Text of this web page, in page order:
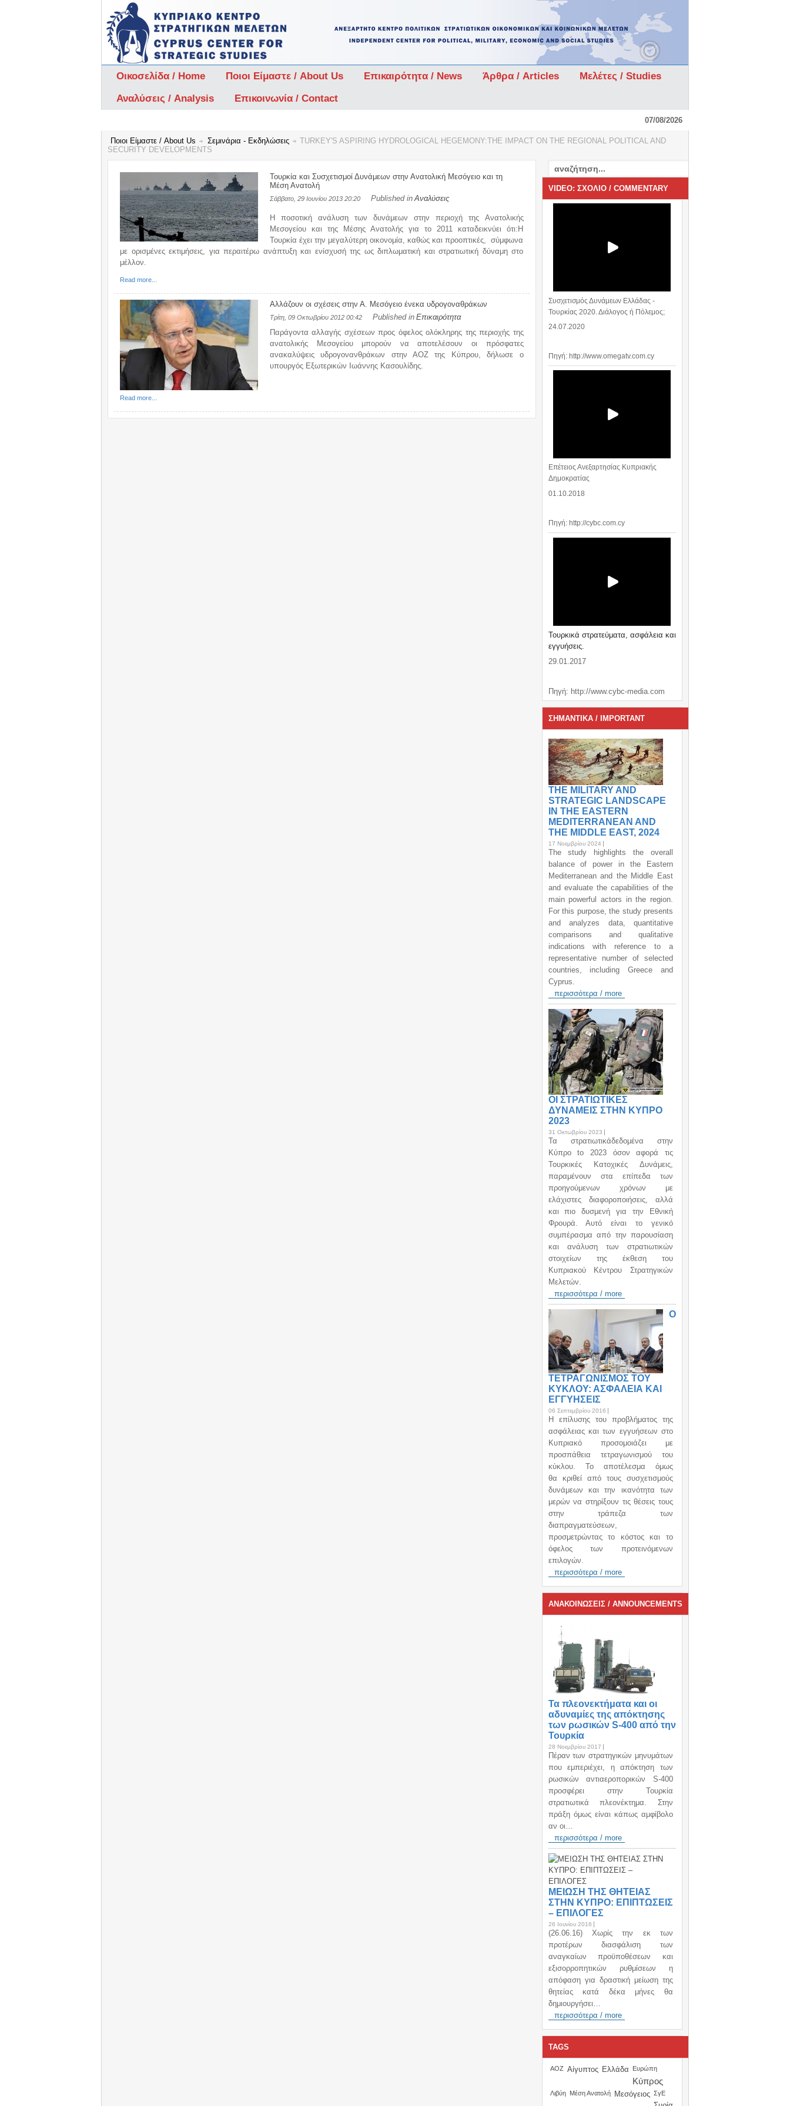
Οικοσελίδα / Home Ποιοι Είμαστε / About Us Επικαιρότητα / News Άρθρα / Articles
Μελέτες / Studies
Αναλύσεις / Analysis
Επικοινωνία / Contact
07/08/2026
Ποιοι Είμαστε / About Us Σεμινάρια - Εκδηλώσεις
TURKEY'S ASPIRING HYDROLOGICAL HEGEMONY:THE IMPACT ON THE REGIONAL POLITICAL AND
SECURITY DEVELOPMENTS
Τουρκία και Συσχετισμοί Δυνάμεων στην Ανατολική Μεσόγειο και τη
Μέση Ανατολή
Σάββατο, 29 Ιουνίου 2013 20:20 Published in Αναλύσεις
Η ποσοτική ανάλυση των δυνάμεων στην περιοχή της Ανατολικής
Μεσογείου και της Μέσης Ανατολής για το 2011 καταδεικνύει ότι:H
Τουρκία έχει την μεγαλύτερη οικονομία, καθώς και προοπτικές, σύμφωνα
με ορισμένες εκτιμήσεις, για περαιτέρω ανάπτυξη και ενίσχυσή της ως διπλωματική και στρατιωτική δύναμη στο
μέλλον.
Read more...
Αλλάζουν οι σχέσεις στην Α. Μεσόγειο ένεκα υδρογοναθράκων
Τρίτη, 09 Οκτωβρίου 2012 00:42 Published in Επικαιρότητα
Παράγοντα αλλαγής σχέσεων προς όφελος ολόκληρης της περιοχής της
ανατολικής Μεσογείου μπορούν να αποτελέσουν οι πρόσφατες
ανακαλύψεις υδρογονανθράκων στην ΑΟΖ της Κύπρου, δήλωσε ο
υπουργός Εξωτερικών Ιωάννης Κασουλίδης.
Read more...
VIDEO: ΣΧΟΛΙΟ / COMMENTARY
Συσχετισμός Δυνάμεων Ελλάδας -
Τουρκίας 2020. Διάλογος ή Πόλεμος;
24.07.2020
Πηγή: http://www.omegatv.com.cy
Επέτειος Ανεξαρτησίας Κυπριακής
Δημοκρατίας
01.10.2018
Πηγή: http://cybc.com.cy
Τουρκικά στρατεύματα, ασφάλεια και
εγγυήσεις.
29.01.2017
Πηγή: http://www.cybc-media.com
ΣΗΜΑΝΤΙΚΑ / IMPORTANT
THE MILITARY AND
STRATEGIC LANDSCAPE
IN THE EASTERN
MEDITERRANEAN AND
THE MIDDLE EAST, 2024
17 Νοεμβρίου 2024
The study highlights the overall
balance of power in the Eastern
Mediterranean and the Middle East
and evaluate the capabilities of the
main powerful actors in the region.
For this purpose, the study presents
and analyzes data, quantitative
comparisons and qualitative
indications with reference to a
representative number of selected
countries, including Greece and
Cyprus.
περισσότερα / more
ΟΙ ΣΤΡΑΤΙΩΤΙΚΕΣ
ΔΥΝΑΜΕΙΣ ΣΤΗΝ ΚΥΠΡΟ
2023
31 Οκτωβρίου 2023
Τα στρατιωτικάδεδομένα στην
Κύπρο to 2023 όσον αφορά τις
Τουρκικές Κατοχικές Δυνάμεις,
παραμένουν στα επίπεδα των
προηγούμενων χρόνων με
ελάχιστες διαφοροποιήσεις, αλλά
και πιο δυσμενή για την Εθνική
Φρουρά. Αυτό είναι το γενικό
συμπέρασμα από την παρουσίαση
και ανάλυση των στρατιωτικών
στοιχείων της έκθεση του
Κυπριακού Κέντρου Στρατηγικών
Μελετών.
περισσότερα / more
Ο
ΤΕΤΡΑΓΩΝΙΣΜΟΣ ΤΟΥ
ΚΥΚΛΟΥ: ΑΣΦΑΛΕΙΑ ΚΑΙ
ΕΓΓΥΗΣΕΙΣ
06 Σεπτεμβρίου 2016
H επίλυσης του προβλήματος της
ασφάλειας και των εγγυήσεων στο
Κυπριακό προσομοιάζει με
προσπάθεια τετραγωνισμού του
κύκλου. Το αποτέλεσμα όμως
θα κριθεί από τους συσχετισμούς
δυνάμεων και την ικανότητα των
μερών να στηρίξουν τις θέσεις τους
στην τράπεζα των
διαπραγματεύσεων,
προσμετρώντας το κόστος και το
όφελος των προτεινόμενων
επιλογών.
περισσότερα / more
ΑΝΑΚΟΙΝΩΣΕΙΣ / ANNOUNCEMENTS
Τα πλεονεκτήματα και οι
αδυναμίες της απόκτησης
των ρωσικών S-400 από την
Τουρκία
28 Νοεμβρίου 2017
Πέραν των στρατηγικών μηνυμάτων
που εμπεριέχει, η απόκτηση των
ρωσικών αντιαεροπορικών S-400
προσφέρει στην Τουρκία
στρατιωτικά πλεονέκτημα. Στην
πράξη όμως είναι κάπως αμφίβολο
αν οι…
περισσότερα / more
ΜΕΙΩΣΗ ΤΗΣ ΘΗΤΕΙΑΣ
ΣΤΗΝ ΚΥΠΡΟ: ΕΠΙΠΤΩΣΕΙΣ
– ΕΠΙΛΟΓΕΣ
26 Ιουνίου 2016
(26.06.16) Χωρίς την εκ των
προτέρων διασφάλιση των
αναγκαίων προϋποθέσεων και
εξισορροπητικών ρυθμίσεων η
απόφαση για δραστική μείωση της
θητείας κατά δέκα μήνες θα
δημιουργήσει…
περισσότερα / more
TAGS
ΑΟΖ Αίγυπτος Ελλάδα Ευρώπη
Κύπρος
Λιβύη Μέση Ανατολή Μεσόγειος ΣγΕ